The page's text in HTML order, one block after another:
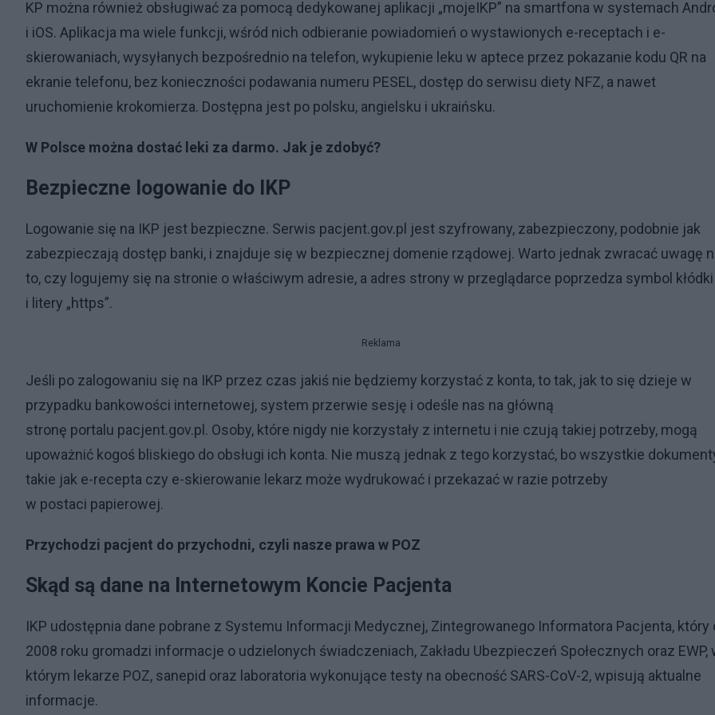
KP można również obsługiwać za pomocą dedykowanej aplikacji „mojeIKP” na smartfona w systemach
i iOS. Aplikacja ma wiele funkcji, wśród nich odbieranie powiadomień o wystawionych e-receptach i e-
skierowaniach, wysyłanych bezpośrednio na telefon, wykupienie leku w aptece przez pokazanie kodu QR na
ekranie telefonu, bez konieczności podawania numeru PESEL, dostęp do serwisu diety NFZ, a nawet
uruchomienie krokomierza. Dostępna jest po polsku, angielsku i ukraińsku.
W Polsce można dostać leki za darmo. Jak je zdobyć?
Bezpieczne logowanie do IKP
Logowanie się na IKP jest bezpieczne. Serwis pacjent.gov.pl jest szyfrowany, zabezpieczony, podobnie jak
zabezpieczają dostęp banki, i znajduje się w bezpiecznej domenie rządowej. Warto jednak zwracać uwagę
to, czy logujemy się na stronie o właściwym adresie, a adres strony w przeglądarce poprzedza symbol kłódki
i litery „https”.
Reklama
Jeśli po zalogowaniu się na IKP przez czas jakiś nie będziemy korzystać z konta, to tak, jak to się dzieje w
przypadku bankowości internetowej, system przerwie sesję i odeśle nas na główną
stronę portalu pacjent.gov.pl. Osoby, które nigdy nie korzystały z internetu i nie czują takiej potrzeby, mogą
upoważnić kogoś bliskiego do obsługi ich konta. Nie muszą jednak z tego korzystać, bo wszystkie
takie jak e-recepta czy e-skierowanie lekarz może wydrukować i przekazać w razie potrzeby
w postaci papierowej.
Przychodzi pacjent do przychodni, czyli nasze prawa w POZ
Skąd są dane na Internetowym Koncie Pacjenta
IKP udostępnia dane pobrane z Systemu Informacji Medycznej, Zintegrowanego Informatora Pacjenta, który
2008 roku gromadzi informacje o udzielonych świadczeniach, Zakładu Ubezpieczeń Społecznych oraz EWP,
którym lekarze POZ, sanepid oraz laboratoria wykonujące testy na obecność SARS-CoV-2, wpisują aktualne
informacje.